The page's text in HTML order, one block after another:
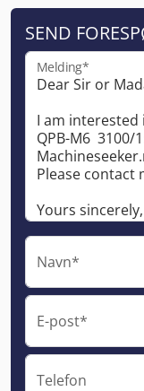
SEND
Melding*
Navn*
E-post*
Telefon